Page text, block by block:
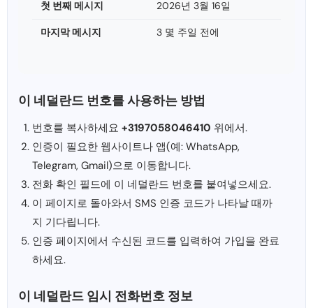
첫 번째 메시지 2026년 3월 16일
마지막 메시지 3 몇 주일 전에
이 네덜란드 번호를 사용하는 방법
번호를 복사하세요 +3197058046410 위에서.
인증이 필요한 웹사이트나 앱(예: WhatsApp,
Telegram, Gmail)으로 이동합니다.
전화 확인 필드에 이 네덜란드 번호를 붙여넣으세요.
이 페이지로 돌아와서 SMS 인증 코드가 나타날 때까
지 기다립니다.
인증 페이지에서 수신된 코드를 입력하여 가입을 완료
하세요.
이 네덜란드 임시 전화번호 정보